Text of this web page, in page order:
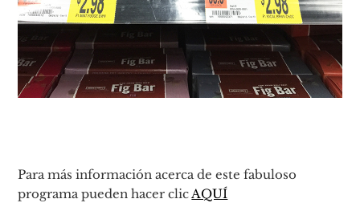
Para más información acerca de este fabuloso
programa pueden hacer clicAQUÍ